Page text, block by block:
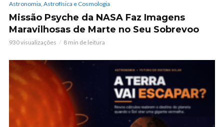
Astronomia, Astrofísica e Cosmologia
Missão Psyche da NASA Faz Imagens
Maravilhosas de Marte no Seu Sobrevoo
930 visualizações 8 min de leitura